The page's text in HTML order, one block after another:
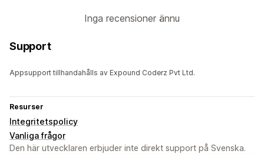
Inga recensioner ännu
Support
Appsupport tillhandahålls av Expound Coderz Pvt Ltd.
Resurser
Integritetspolicy
Vanliga frågor
Den här utvecklaren erbjuder inte direkt support på Svenska.